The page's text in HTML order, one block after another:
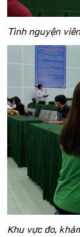
Tình nguyện
Khu vực đo,